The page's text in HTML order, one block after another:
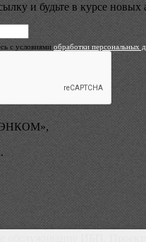
и будьте в курсе новых
с условиями обработки персональных
обслуживание ИБП.